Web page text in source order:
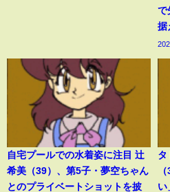
で
据
自宅プールでの水着姿に注目 辻
希美（39）、第5子・夢空ちゃん
とのプライベートショットを披
タ
い